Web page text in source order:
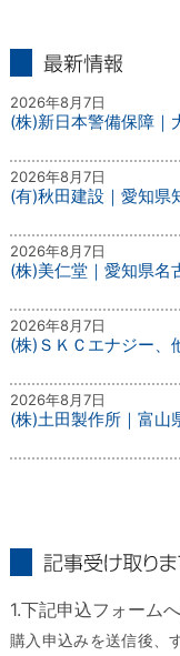
2026年8月7日
(株)新日本警備保障｜
2026年8月7日
(有)秋田建設｜愛知県
2026年8月7日
(株)美仁堂｜愛知県名
2026年8月7日
(株)ＳＫＣエナジー、
2026年8月7日
(株)土田製作所｜富山
1.下記申込フォーム
購入申込みを送信後、